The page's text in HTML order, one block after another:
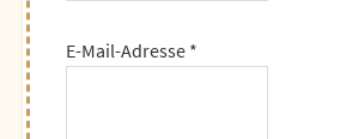
E-Mail-Adresse *